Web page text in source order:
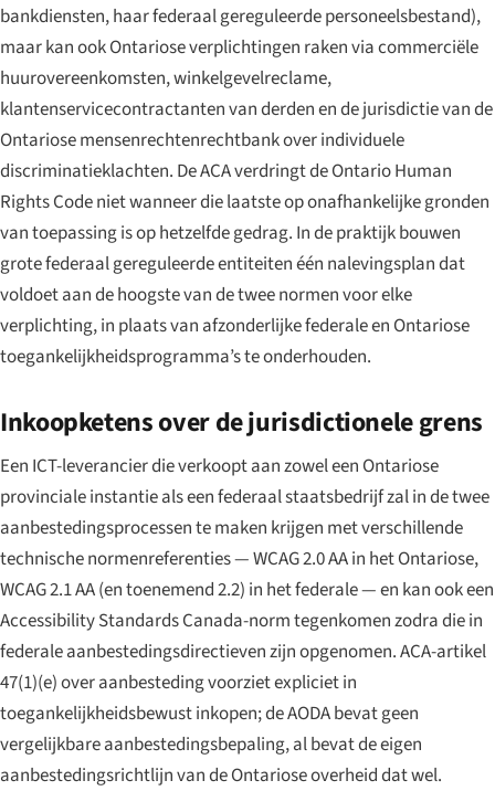
bankdiensten, haar federaal gereguleerde personeelsbestand),
maar kan ook Ontariose verplichtingen raken via commerciële
huurovereenkomsten, winkelgevelreclame,
klantenservicecontractanten van derden en de jurisdictie van de
Ontariose mensenrechtenrechtbank over individuele
discriminatieklachten. De ACA verdringt de Ontario Human
Rights Code niet wanneer die laatste op onafhankelijke gronden
van toepassing is op hetzelfde gedrag. In de praktijk bouwen
grote federaal gereguleerde entiteiten één nalevingsplan dat
voldoet aan de hoogste van de twee normen voor elke
verplichting, in plaats van afzonderlijke federale en Ontariose
toegankelijkheidsprogramma’s te onderhouden.
Inkoopketens over de jurisdictionele grens
Een ICT-leverancier die verkoopt aan zowel een Ontariose
provinciale instantie als een federaal staatsbedrijf zal in de twee
aanbestedingsprocessen te maken krijgen met verschillende
technische normenreferenties — WCAG 2.0 AA in het Ontariose,
WCAG 2.1 AA (en toenemend 2.2) in het federale — en kan ook een
Accessibility Standards Canada-norm tegenkomen zodra die in
federale aanbestedingsdirectieven zijn opgenomen. ACA-artikel
47(1)(e) over aanbesteding voorziet expliciet in
toegankelijkheidsbewust inkopen; de AODA bevat geen
vergelijkbare aanbestedingsbepaling, al bevat de eigen
aanbestedingsrichtlijn van de Ontariose overheid dat wel.